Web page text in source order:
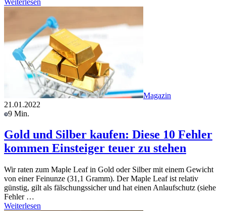
Magazin
21.01.2022
9 Min.
Gold und Silber kaufen: Diese 10 Fehler
kommen Einsteiger teuer zu stehen
Wir raten zum Maple Leaf in Gold oder Silber mit einem Gewicht
von einer Feinunze (31,1 Gramm). Der Maple Leaf ist relativ
günstig, gilt als fälschungssicher und hat einen Anlaufschutz (siehe
Fehler …
Weiterlesen